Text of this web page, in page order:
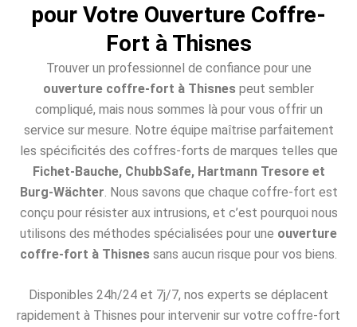
pour Votre Ouverture Coffre-
Fort à Thisnes
Trouver un professionnel de confiance pour une
ouverture coffre-fort à Thisnes peut sembler
compliqué, mais nous sommes là pour vous offrir un
service sur mesure. Notre équipe maîtrise parfaitement
les spécificités des coffres-forts de marques telles que
Fichet-Bauche, ChubbSafe, Hartmann Tresore et
Burg-Wächter . Nous savons que chaque coffre-fort est
conçu pour résister aux intrusions, et c’est pourquoi nous
utilisons des méthodes spécialisées pour une ouverture
coffre-fort à Thisnes sans aucun risque pour vos biens.
Disponibles 24h/24 et 7j/7, nos experts se déplacent
rapidement à Thisnes pour intervenir sur votre coffre-fort